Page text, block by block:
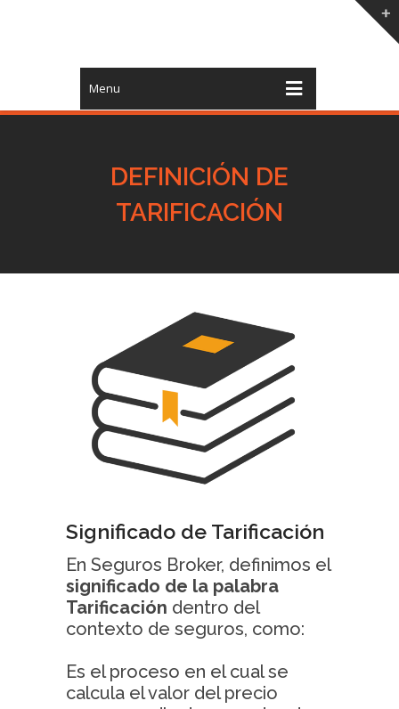
Menu
DEFINICIÓN DE
TARIFICACIÓN
Significado de Tarificación
En Seguros Broker, definimos el
significado de la palabra
Tarificación dentro del
contexto de seguros, como:
Es el proceso en el cual se
calcula el valor del precio